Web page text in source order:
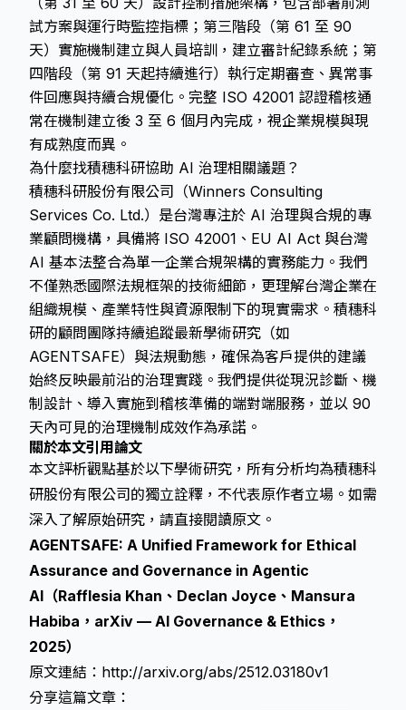
試方案與運行時監控指標；第三階段（第 61 至 90
天）實施機制建立與人員培訓，建立審計紀錄系統；第
四階段（第 91 天起持續進行）執行定期審查、異常事
件回應與持續合規優化。完整 ISO 42001 認證稽核通
常在機制建立後 3 至 6 個月內完成，視企業規模與現
有成熟度而異。
為什麼找積穗科研協助 AI 治理相關議題？
積穗科研股份有限公司（Winners Consulting
Services Co. Ltd.）是台灣專注於 AI 治理與合規的專
業顧問機構，具備將 ISO 42001、EU AI Act 與台灣
AI 基本法整合為單一企業合規架構的實務能力。我們
不僅熟悉國際法規框架的技術細節，更理解台灣企業在
組織規模、產業特性與資源限制下的現實需求。積穗科
研的顧問團隊持續追蹤最新學術研究（如
AGENTSAFE）與法規動態，確保為客戶提供的建議
始終反映最前沿的治理實踐。我們提供從現況診斷、機
制設計、導入實施到稽核準備的端對端服務，並以 90
天內可見的治理機制成效作為承諾。
關於本文引用論文
本文評析觀點基於以下學術研究，所有分析均為積穗科
研股份有限公司的獨立詮釋，不代表原作者立場。如需
深入了解原始研究，請直接閱讀原文。
AGENTSAFE: A Unified Framework for Ethical
Assurance and Governance in Agentic
AI（Rafflesia Khan、Declan Joyce、Mansura
Habiba，arXiv — AI Governance & Ethics，
2025）
原文連結： http://arxiv.org/abs/2512.03180v1
分享這篇文章：